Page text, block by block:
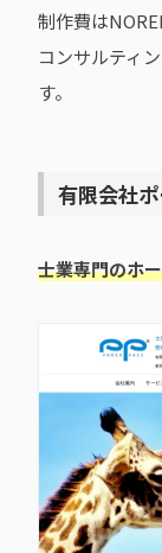
制作費は
コンサルティ
す。
有限会社
士業専門のホ